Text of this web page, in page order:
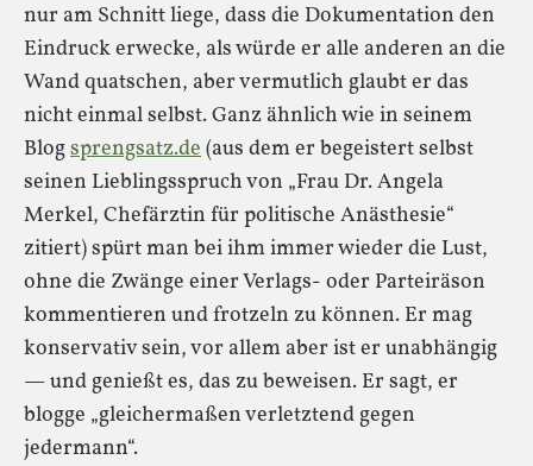
nur am Schnitt liege, dass die Dokumentation den
Eindruck erwecke, als würde er alle anderen an die
Wand quatschen, aber vermutlich glaubt er das
nicht einmal selbst. Ganz ähnlich wie in seinem
Blogsprengsatz.de(aus dem er begeistert selbst
seinen Lieblingsspruch von „Frau Dr. Angela
Merkel, Chefärztin für politische Anästhesie“
zitiert) spürt man bei ihm immer wieder die Lust,
ohne die Zwänge einer Verlags- oder Parteiräson
kommentieren und frotzeln zu können. Er mag
konservativ sein, vor allem aber ist er unabhängig
— und genießt es, das zu beweisen. Er sagt, er
blogge „gleichermaßen verletztend gegen
jedermann“.